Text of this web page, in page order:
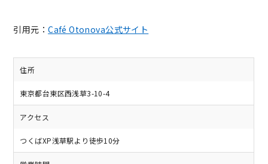
引用元：Café Otonova公式サイト
住所
東京都台東区西浅草3-10-4
アクセス
つくばXP浅草駅より徒歩10分